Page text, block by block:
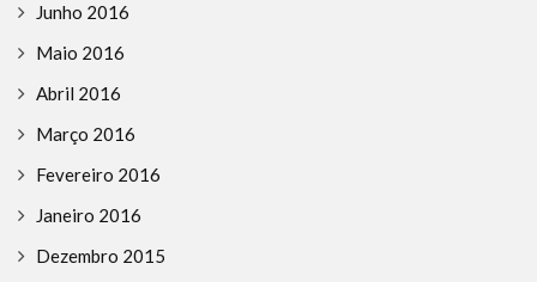
Junho 2016
Maio 2016
Abril 2016
Março 2016
Fevereiro 2016
Janeiro 2016
Dezembro 2015